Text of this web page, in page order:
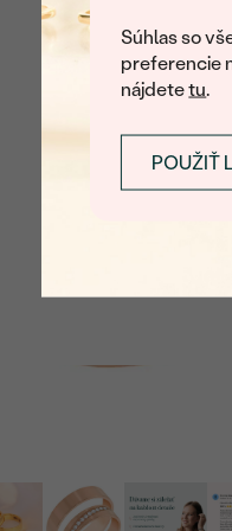
Súhlas so
preferencie
nájdetetu.
POUŽIŤ
U nás na vás stále